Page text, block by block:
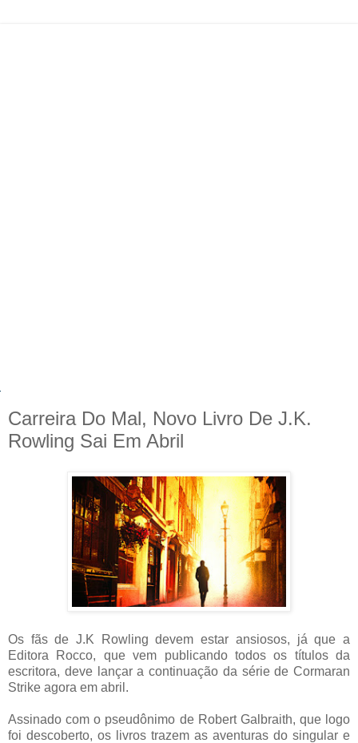
Carreira Do Mal, Novo Livro De J.K.
Rowling Sai Em Abril
Os fãs de J.K Rowling devem estar ansiosos, já que a
Editora Rocco, que vem publicando todos os títulos da
escritora, deve lançar a continuação da série de Cormaran
Strike agora em abril.
Assinado com o pseudônimo de Robert Galbraith, que logo
foi descoberto, os livros trazem as aventuras do singular e